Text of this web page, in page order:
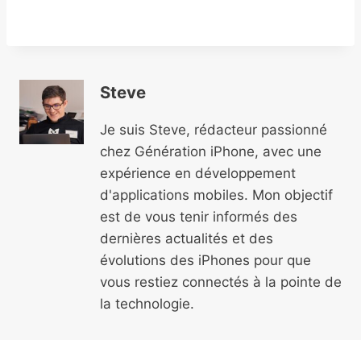
Steve
Je suis Steve, rédacteur passionné
chez Génération iPhone, avec une
expérience en développement
d'applications mobiles. Mon objectif
est de vous tenir informés des
dernières actualités et des
évolutions des iPhones pour que
vous restiez connectés à la pointe de
la technologie.